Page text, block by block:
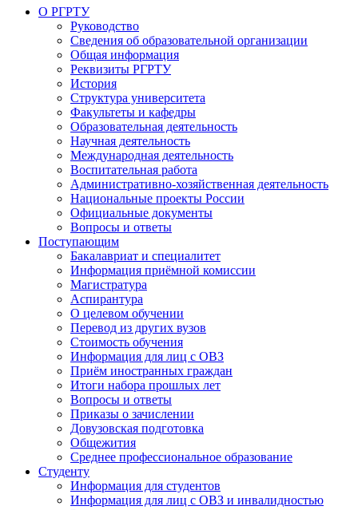
О РГРТУ
Руководство
Сведения об образовательной организации
Общая информация
Реквизиты РГРТУ
История
Структура университета
Факультеты и кафедры
Образовательная деятельность
Научная деятельность
Международная деятельность
Воспитательная работа
Административно-хозяйственная деятельность
Национальные проекты России
Официальные документы
Вопросы и ответы
Поступающим
Бакалавриат и специалитет
Информация приёмной комиссии
Магистратура
Аспирантура
О целевом обучении
Перевод из других вузов
Стоимость обучения
Информация для лиц с ОВЗ
Приём иностранных граждан
Итоги набора прошлых лет
Вопросы и ответы
Приказы о зачислении
Довузовская подготовка
Общежития
Среднее профессиональное образование
Студенту
Информация для студентов
Информация для лиц с ОВЗ и инвалидностью